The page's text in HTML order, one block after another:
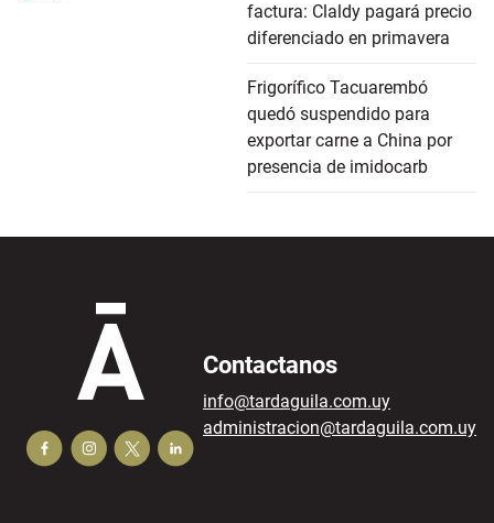
factura: Claldy pagará precio
diferenciado en primavera
Frigorífico Tacuarembó
quedó suspendido para
exportar carne a China por
presencia de imidocarb
Contactanos
info@tardaguila.com.uy
administracion@tardaguila.com.uy